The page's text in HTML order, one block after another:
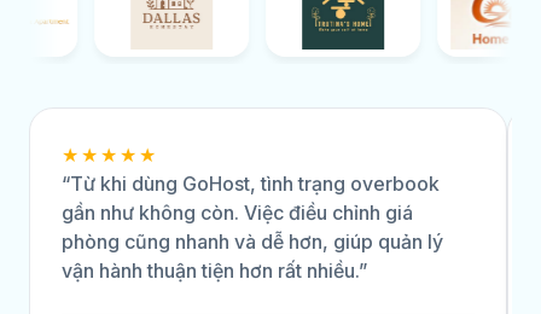
★★★★★
“Từ khi dùng GoHost, tình trạng overbook
gần như không còn. Việc điều chỉnh giá
phòng cũng nhanh và dễ hơn, giúp quản lý
vận hành thuận tiện hơn rất nhiều.”